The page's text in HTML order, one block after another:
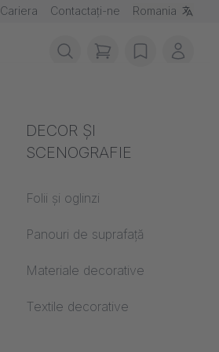
Cariera Contactați-ne Romania
Acustică
DECOR ȘI
SCENOGRAFIE
Folii și oglinzi
Panouri de suprafață
Materiale decorative
Textile decorative
items in cart,
wishlist